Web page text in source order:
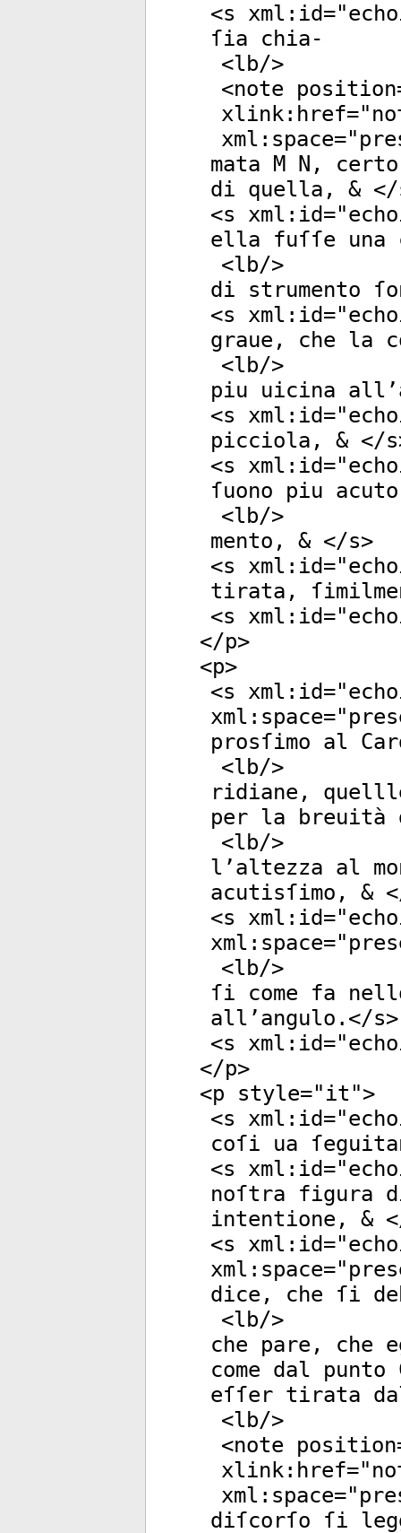
<s xml:id="
ſia chia-
<lb/>
<note position
xlink:href="
xml:space="
mata M N,
di quella, & </
<s xml:id="
ella fuſſe una
<lb/>
di strumento
<s xml:id="
graue, che la
<lb/>
piu uicina
<s xml:id="
picciola, & </s
<s xml:id="
ſuono piu
<lb/>
mento, & </s>
<s xml:id="
tirata,
<s xml:id="
</p>
<p>
<s xml:id="
xml:space="
prosſimo al
<lb/>
ridiane,
per la breuità
<lb/>
l’altezza al
acutisſimo, &
<s xml:id="
xml:space="
<lb/>
ſi come fa
all’angulo.</s>
<s xml:id="
</p>
<p style="it">
<s xml:id="
coſi ua
<s xml:id="
noſtra figura
intentione, &
<s xml:id="
xml:space="
dice, che ſi
<lb/>
che pare, che
come dal
eſſer tirata
<lb/>
<note position
xlink:href="
xml:space="
diſcorſo ſi